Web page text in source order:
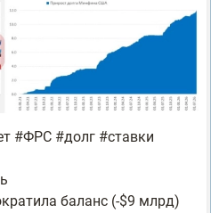
#ФРС #долг #ставки
баланс (-$9 млрд)